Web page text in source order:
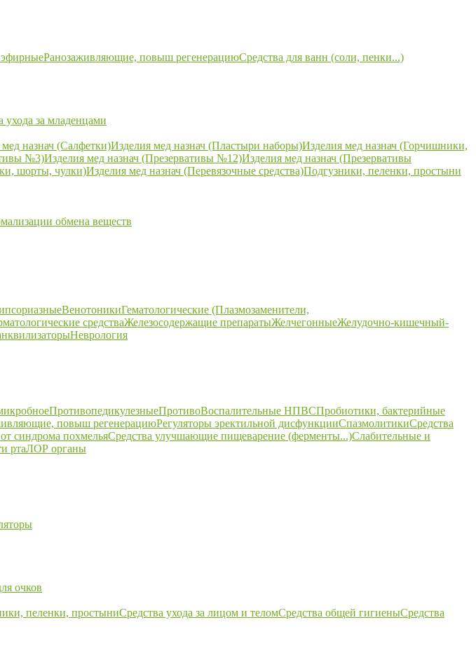
Ранозаживляющие, повыш регенерациюСредства для ванн (соли, пенки...)
ухода за младенцами
назнач (Салфетки)Изделия мед назнач (Пластыри наборы)Изделия мед назнач (Горчишники,
№3)Изделия мед назнач (Презервативы №12)Изделия мед назнач (Презервативы
шорты, чулки)Изделия мед назнач (Перевязочные средства)Подгузники, пеленки, простыни
обмена веществ
ВенотоникиГематологические (Плазмозаменители,
средстваЖелезосодержащие препаратыЖелчегонныеЖелудочно-кишечный-
Неврология
ПротивопедикулезныеПротивоВоспалительные НПВСПробиотики, бактерийные
повыш регенерациюРегуляторы эректильной дисфункцииСпазмолитикиСредства
синдрома похмельяСредства улучшающие пищеварение (ферменты...)Слабительные и
ртаЛОР органы
очков
пеленки, простыниСредства ухода за лицом и теломСредства общей гигиеныСредства